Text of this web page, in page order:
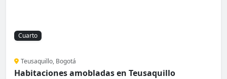
Cuarto
Teusaquillo, Bogotá
Habitaciones amobladas en Teusaquillo